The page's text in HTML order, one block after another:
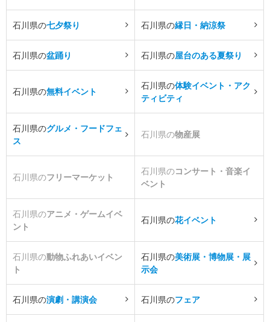
石川県の七夕祭り 石川県の縁日・納涼祭
石川県の盆踊り 石川県の屋台のある夏祭り
石川県の無料イベント
石川県の体験イベント・アク
ティビティ
石川県のグルメ・フードフェ
ス
石川県の物産展
石川県のフリーマーケット
石川県のコンサート・音楽イ
ベント
石川県のアニメ・ゲームイベ
ント
石川県の花イベント
石川県の動物ふれあいイベン
ト
石川県の美術展・博物展・展
示会
石川県の演劇・講演会 石川県のフェア